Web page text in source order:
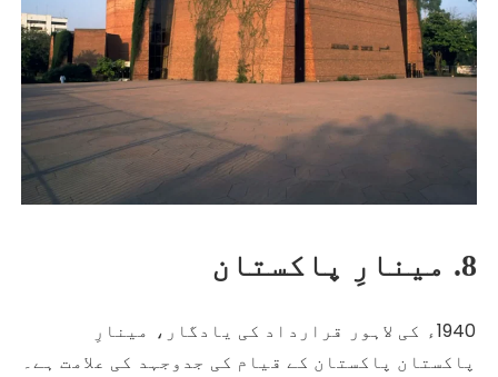
8. مینارِ پاکستان
1940ء کی لاہور قرارداد کی یادگار، مینارِ
پاکستان پاکستان کے قیام کی جدوجہد کی علامت ہے۔